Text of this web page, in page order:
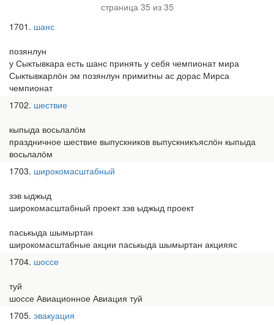
страница 35 из 35
1701 шанс
позянлун
у Сыктывкара есть шанс принять у себя чемпионат мира
Сыктывкарлӧн эм позянлун примитны ас дорас Мирса
чемпионат
1702 шествие
кыпыда восьлалӧм
праздничное шествие выпускников выпускникъяслӧн кыпыда
восьлалӧм
1703 широкомасштабный
зэв ыджыд
широкомасштабный проект зэв ыджыд проект
паськыда шымыртан
широкомасштабные акции паськыда шымыртан акцияяс
1704 шоссе
туй
шоссе Авиационное Авиация туй
1705 эвакуация